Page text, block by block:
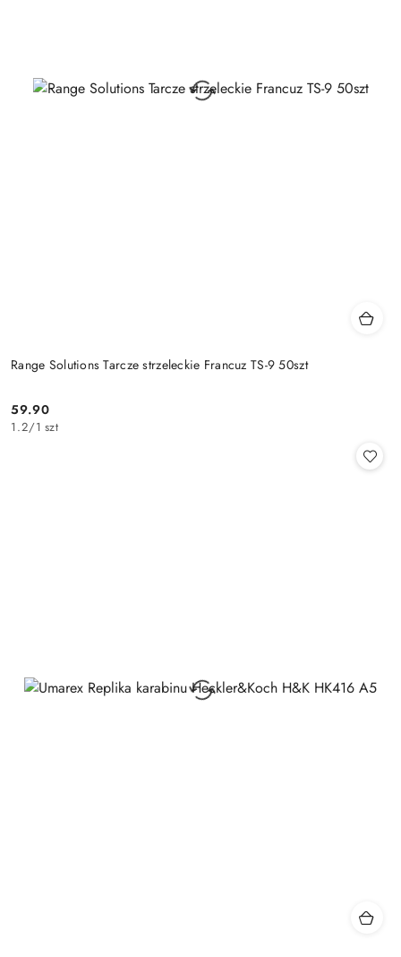
Range Solutions Tarcze strzeleckie Francuz TS-9 50szt
Cena:
59.90
1.2/1 szt